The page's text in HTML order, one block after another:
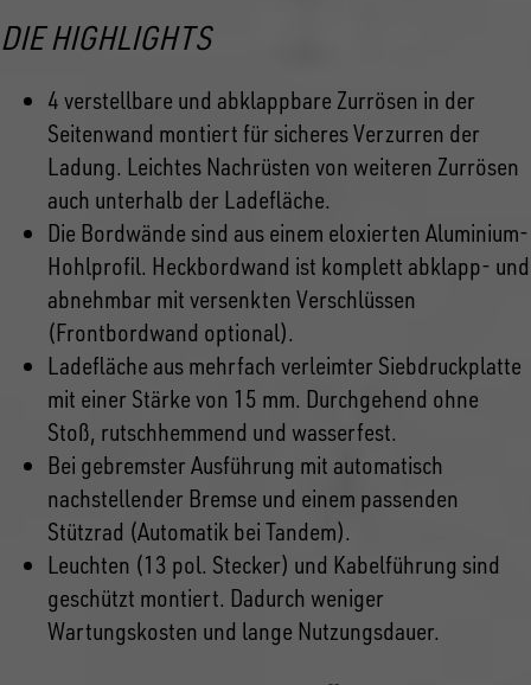
DIE HIGHLIGHTS
4 verstellbare und abklappbare Zurrösen in der
Seitenwand montiert für sicheres Verzurren der
Ladung. Leichtes Nachrüsten von weiteren Zurrösen
auch unterhalb der Ladefläche.
Die Bordwände sind aus einem eloxierten Aluminium-
Hohlprofil. Heckbordwand ist komplett abklapp- und
abnehmbar mit versenkten Verschlüssen
(Frontbordwand optional).
Ladefläche aus mehrfach verleimter Siebdruckplatte
mit einer Stärke von 15 mm. Durchgehend ohne
Stoß, rutschhemmend und wasserfest.
Bei gebremster Ausführung mit automatisch
nachstellender Bremse und einem passenden
Stützrad (Automatik bei Tandem).
Leuchten (13 pol. Stecker) und Kabelführung sind
geschützt montiert. Dadurch weniger
Wartungskosten und lange Nutzungsdauer.